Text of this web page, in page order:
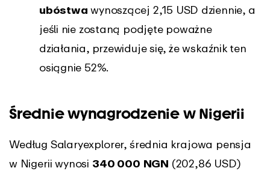
ubóstwa wynoszącej 2,15 USD dziennie, a
jeśli nie zostaną podjęte poważne
działania, przewiduje się, że wskaźnik ten
osiągnie 52%.
Średnie wynagrodzenie w Nigerii
Według Salaryexplorer, średnia krajowa pensja
w Nigerii wynosi 340 000 NGN (202,86 USD)